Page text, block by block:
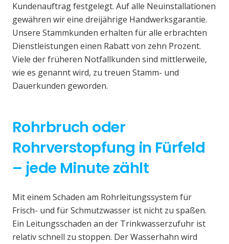
Kundenauftrag festgelegt. Auf alle Neuinstallationen
gewähren wir eine dreijährige Handwerksgarantie.
Unsere Stammkunden erhalten für alle erbrachten
Dienstleistungen einen Rabatt von zehn Prozent.
Viele der früheren Notfallkunden sind mittlerweile,
wie es genannt wird, zu treuen Stamm- und
Dauerkunden geworden.
Rohrbruch oder
Rohrverstopfung in Fürfeld
– jede Minute zählt
Mit einem Schaden am Rohrleitungssystem für
Frisch- und für Schmutzwasser ist nicht zu spaßen.
Ein Leitungsschaden an der Trinkwasserzufuhr ist
relativ schnell zu stoppen. Der Wasserhahn wird